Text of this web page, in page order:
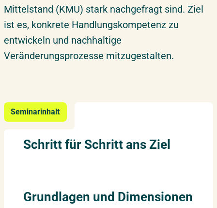
Mittelstand (KMU) stark nachgefragt sind. Ziel
ist es, konkrete Handlungskompetenz zu
entwickeln und nachhaltige
Veränderungsprozesse mitzugestalten.
Seminarinhalt
Schritt für Schritt ans Ziel
Grundlagen und Dimensionen